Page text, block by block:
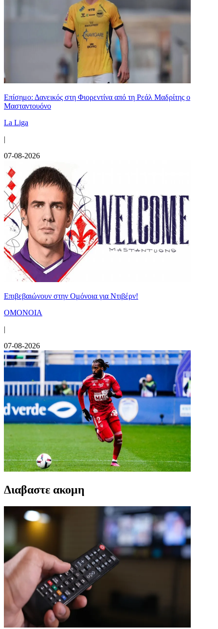
Επίσημο: Δανεικός στη Φιορεντίνα από τη Ρεάλ Μαδρίτης ο
Μασταντουόνο
La Liga
|
07-08-2026
Επιβεβαιώνουν στην Ομόνοια για Ντιβέρν!
ΟΜΟΝΟΙΑ
|
07-08-2026
Διαβαστε ακομη